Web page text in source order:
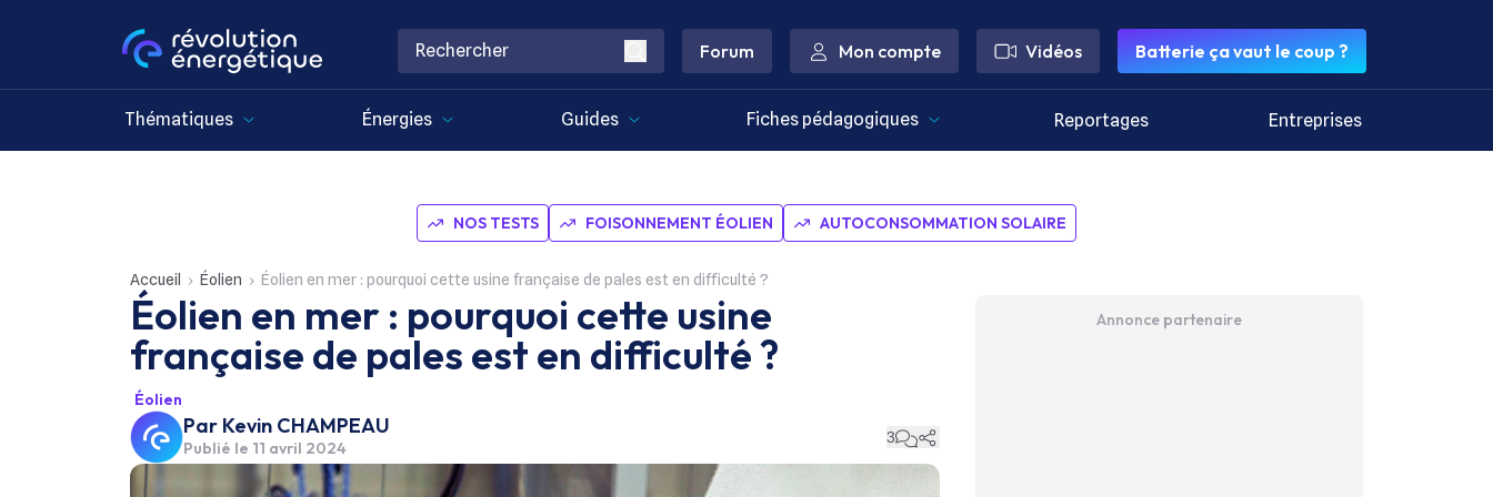
Forum Mon compte Vidéos Batterie ça vaut le coup ?
Thématiques Énergies Guides Fiches pédagogiques Reportages Entreprises
NOS TESTS FOISONNEMENT ÉOLIEN AUTOCONSOMMATION SOLAIRE
Accueil Éolien Éolien en mer : pourquoi cette usine française de pales est en difficulté ?
Éolien en mer : pourquoi cette usine
française de pales est en difficulté ?
Éolien
Par Kevin CHAMPEAU
Publié le 11 avril 2024
3
Annonce partenaire